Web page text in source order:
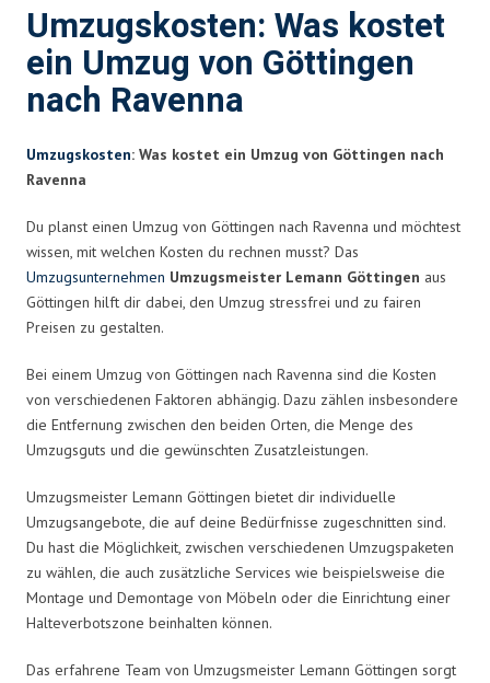
Umzugskosten: Was kostet
ein Umzug von Göttingen
nach Ravenna
Umzugskosten: Was kostet ein Umzug von Göttingen nach
Ravenna
Du planst einen Umzug von Göttingen nach Ravenna und möchtest
wissen, mit welchen Kosten du rechnen musst? Das
Umzugsunternehmen Umzugsmeister Lemann Göttingen aus
Göttingen hilft dir dabei, den Umzug stressfrei und zu fairen
Preisen zu gestalten.
Bei einem Umzug von Göttingen nach Ravenna sind die Kosten
von verschiedenen Faktoren abhängig. Dazu zählen insbesondere
die Entfernung zwischen den beiden Orten, die Menge des
Umzugsguts und die gewünschten Zusatzleistungen.
Umzugsmeister Lemann Göttingen bietet dir individuelle
Umzugsangebote, die auf deine Bedürfnisse zugeschnitten sind.
Du hast die Möglichkeit, zwischen verschiedenen Umzugspaketen
zu wählen, die auch zusätzliche Services wie beispielsweise die
Montage und Demontage von Möbeln oder die Einrichtung einer
Halteverbotszone beinhalten können.
Das erfahrene Team von Umzugsmeister Lemann Göttingen sorgt